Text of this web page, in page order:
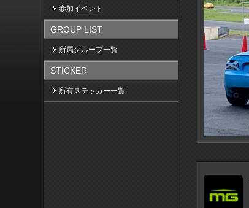
参加イベント
GROUP LIST
所属グループ一覧
STICKER
所有ステッカー一覧